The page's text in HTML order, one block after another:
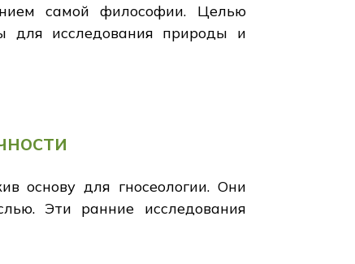
самой философии. Целью
для исследования природы и
основу для гносеологии. Они
Эти ранние исследования